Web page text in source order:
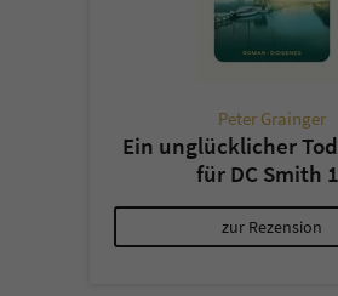
Peter Grainger
Ein unglücklicher
für DC Smith
zur Rezension